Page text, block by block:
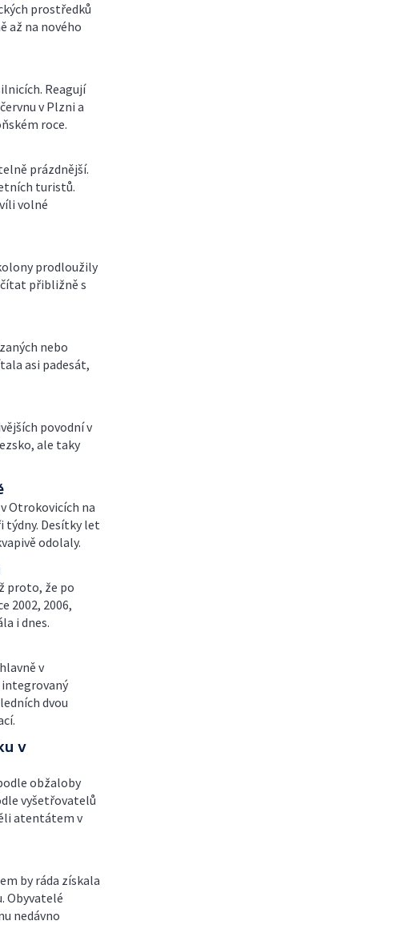
prostředků
až na nového
Reagují
v Plzni a
roce.
prázdnější.
turistů.
volné
prodloužily
přibližně s
nebo
asi padesát,
povodní v
ale taky
Otrokovicích na
týdny. Desítky let
odolaly.
proto, že po
2002, 2006,
i dnes.
v
integrovaný
dvou
v
obžaloby
vyšetřovatelů
atentátem v
by ráda získala
Obyvatelé
nedávno